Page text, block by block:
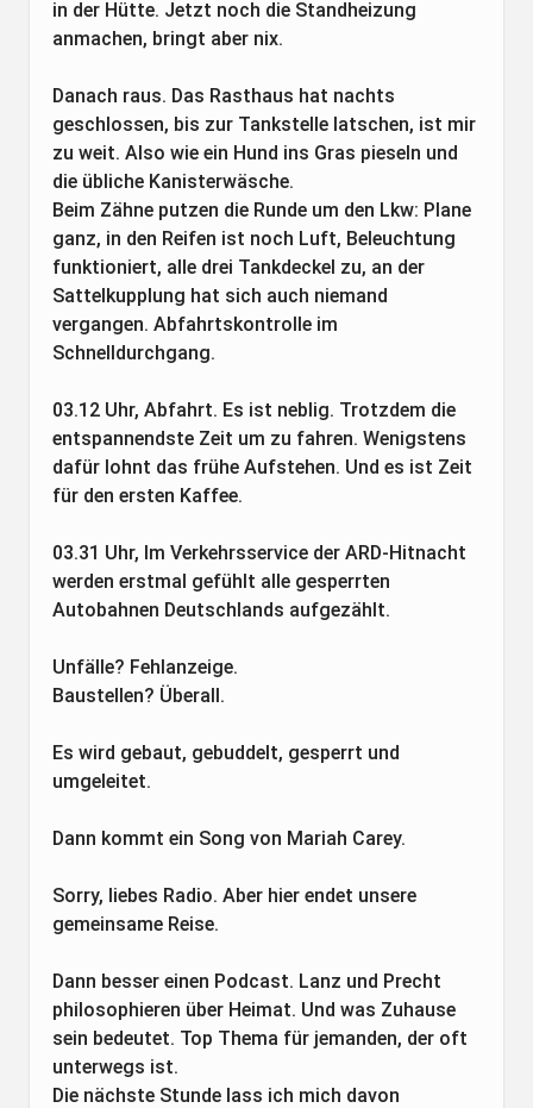
in der Hütte. Jetzt noch die Standheizung
anmachen, bringt aber nix.
Danach raus. Das Rasthaus hat nachts
geschlossen, bis zur Tankstelle latschen, ist mir
zu weit. Also wie ein Hund ins Gras pieseln und
die übliche Kanisterwäsche.
Beim Zähne putzen die Runde um den Lkw: Plane
ganz, in den Reifen ist noch Luft, Beleuchtung
funktioniert, alle drei Tankdeckel zu, an der
Sattelkupplung hat sich auch niemand
vergangen. Abfahrtskontrolle im
Schnelldurchgang.
03.12 Uhr, Abfahrt. Es ist neblig. Trotzdem die
entspannendste Zeit um zu fahren. Wenigstens
dafür lohnt das frühe Aufstehen. Und es ist Zeit
für den ersten Kaffee.
03.31 Uhr, Im Verkehrsservice der ARD-Hitnacht
werden erstmal gefühlt alle gesperrten
Autobahnen Deutschlands aufgezählt.
Unfälle? Fehlanzeige.
Baustellen? Überall.
Es wird gebaut, gebuddelt, gesperrt und
umgeleitet.
Dann kommt ein Song von Mariah Carey.
Sorry, liebes Radio. Aber hier endet unsere
gemeinsame Reise.
Dann besser einen Podcast. Lanz und Precht
philosophieren über Heimat. Und was Zuhause
sein bedeutet. Top Thema für jemanden, der oft
unterwegs ist.
Die nächste Stunde lass ich mich davon